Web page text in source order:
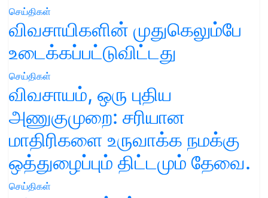
செய்திகள்
விவசாயிகளின் முதுகெலும்பே
உடைக்கப்பட்டுவிட்டது
செய்திகள்
விவசாயம், ஒரு புதிய
அணுகுமுறை: சரியான
மாதிரிகளை உருவாக்க நமக்கு
ஒத்துழைப்பும் திட்டமும் தேவை.
செய்திகள்